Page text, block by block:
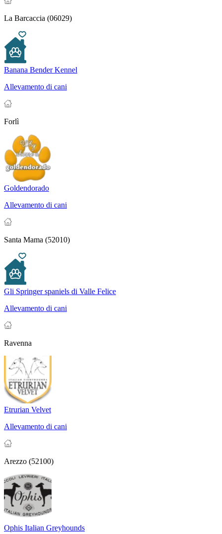
La Barcaccia (06029)
Banana Bender Kennel
Allevamento di cani
Forlì
Goldendorado
Allevamento di cani
Santa Mama (52010)
Gli Springer spaniels di Valle Felice
Allevamento di cani
Ravenna
Etrurian Velvet
Allevamento di cani
Arezzo (52100)
Ophis Italian Greyhounds